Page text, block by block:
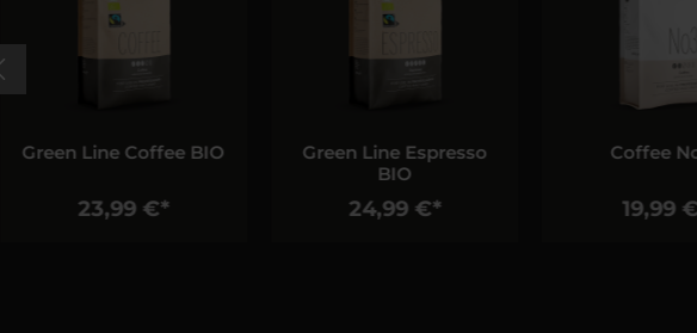
Green Line Coffee BIO
23,99 €*
Green Line Espresso
BIO
24,99 €*
Coffee
19,99